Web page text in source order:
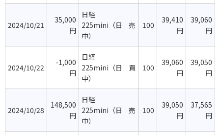
2024/10/21
35,000
円
日経
225mini（日
中）
売 100
39,410
円
39,060
円
2024/10/22
-1,000
円
日経
225mini（日
中）
買 100
39,060
円
39,050
円
2024/10/28
148,500
円
日経
225mini（日
中）
売 100
39,050
円
37,565
円